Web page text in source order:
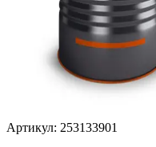
Артикул: 253133901